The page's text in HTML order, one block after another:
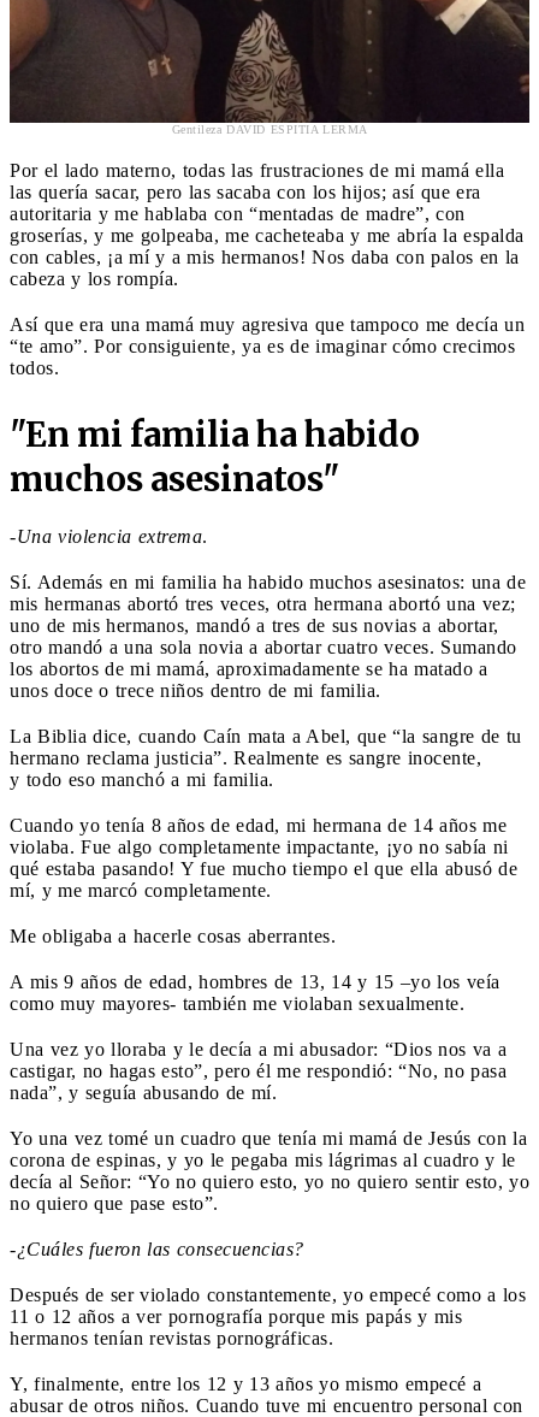
Gentileza DAVID ESPITIA LERMA
Por el lado materno, todas las frustraciones de mi mamá ella
las quería sacar, pero las sacaba con los hijos; así que era
autoritaria y me hablaba con “mentadas de madre”, con
groserías, y me golpeaba, me cacheteaba y me abría la espalda
con cables, ¡a mí y a mis hermanos! Nos daba con palos en la
cabeza y los rompía.
Así que era una mamá muy agresiva que tampoco me decía un
“te amo”. Por consiguiente, ya es de imaginar cómo crecimos
todos.
"En mi familia ha habido
muchos asesinatos"
-Una violencia extrema.
Sí. Además en mi familia ha habido muchos asesinatos: una de
mis hermanas abortó tres veces, otra hermana abortó una vez;
uno de mis hermanos, mandó a tres de sus novias a abortar,
otro mandó a una sola novia a abortar cuatro veces. Sumando
los abortos de mi mamá, aproximadamente se ha matado a
unos doce o trece niños dentro de mi familia.
La Biblia dice, cuando Caín mata a Abel, que “la sangre de tu
hermano reclama justicia”. Realmente es sangre inocente,
y todo eso manchó a mi familia.
Cuando yo tenía 8 años de edad, mi hermana de 14 años me
violaba. Fue algo completamente impactante, ¡yo no sabía ni
qué estaba pasando! Y fue mucho tiempo el que ella abusó de
mí, y me marcó completamente.
Me obligaba a hacerle cosas aberrantes.
A mis 9 años de edad, hombres de 13, 14 y 15 –yo los veía
como muy mayores- también me violaban sexualmente.
Una vez yo lloraba y le decía a mi abusador: “Dios nos va a
castigar, no hagas esto”, pero él me respondió: “No, no pasa
nada”, y seguía abusando de mí.
Yo una vez tomé un cuadro que tenía mi mamá de Jesús con la
corona de espinas, y yo le pegaba mis lágrimas al cuadro y le
decía al Señor: “Yo no quiero esto, yo no quiero sentir esto, yo
no quiero que pase esto”.
-¿Cuáles fueron las consecuencias?
Después de ser violado constantemente, yo empecé como a los
11 o 12 años a ver pornografía porque mis papás y mis
hermanos tenían revistas pornográficas.
Y, finalmente, entre los 12 y 13 años yo mismo empecé a
abusar de otros niños. Cuando tuve mi encuentro personal con